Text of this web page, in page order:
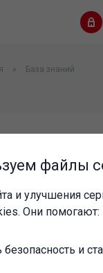
База знаний
файлы
и улучшения
Они помогают:
безопасность и